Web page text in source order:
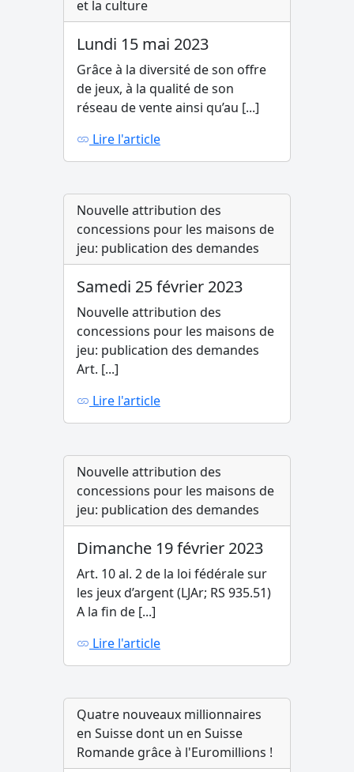
et la culture
Lundi 15 mai 2023
Grâce à la diversité de son offre
de jeux, à la qualité de son
réseau de vente ainsi qu’au [...]
Lire l'article
Nouvelle attribution des
concessions pour les maisons de
jeu: publication des demandes
Samedi 25 février 2023
Nouvelle attribution des
concessions pour les maisons de
jeu: publication des demandes
Art. [...]
Lire l'article
Nouvelle attribution des
concessions pour les maisons de
jeu: publication des demandes
Dimanche 19 février 2023
Art. 10 al. 2 de la loi fédérale sur
les jeux d’argent (LJAr; RS 935.51)
A la fin de [...]
Lire l'article
Quatre nouveaux millionnaires
en Suisse dont un en Suisse
Romande grâce à l'Euromillions !